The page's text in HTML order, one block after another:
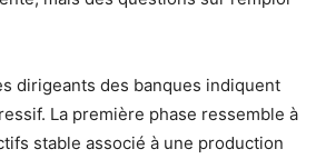
dirigeants des banques indiquent
La première phase ressemble à
stable associé à une production